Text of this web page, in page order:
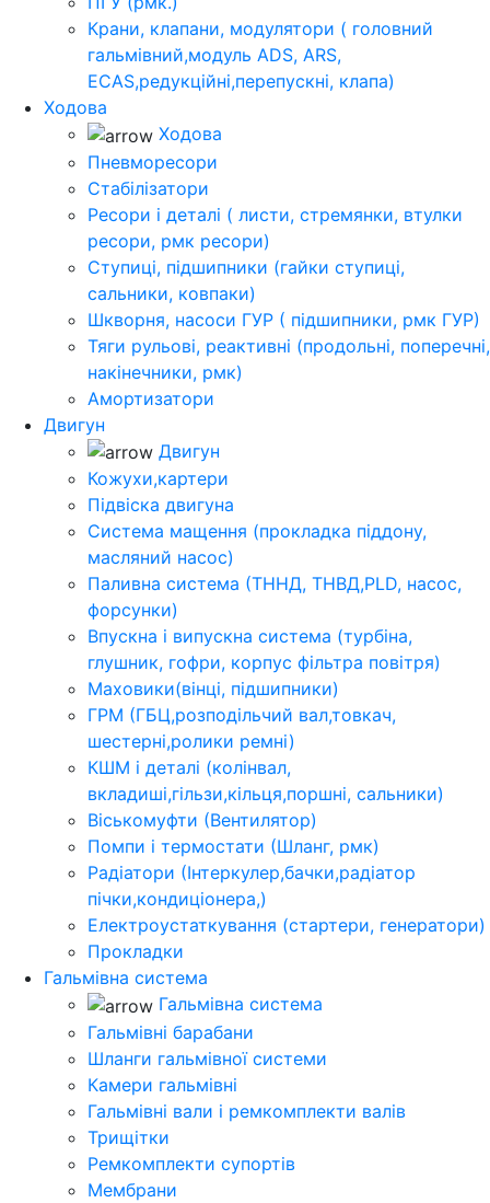
Крани, клапани, модулятори ( головний
гальмівний,модуль ADS, ARS,
ECAS,редукційні,перепускні, клапа)
Ходова
Ходова
Пневморесори
Стабілізатори
Ресори і деталі ( листи, стремянки, втулки
ресори, рмк ресори)
Ступиці, підшипники (гайки ступиці,
сальники, ковпаки)
Шкворня, насоси ГУР ( підшипники, рмк ГУР)
Тяги рульові, реактивні (продольні, поперечні,
накінечники, рмк)
Амортизатори
Двигун
Двигун
Кожухи,картери
Підвіска двигуна
Система мащення (прокладка піддону,
масляний насос)
Паливна система (ТННД, ТНВД,PLD, насос,
форсунки)
Впускна і випускна система (турбіна,
глушник, гофри, корпус фільтра повітря)
Маховики(вінці, підшипники)
ГРМ (ГБЦ,розподільчий вал,товкач,
шестерні,ролики ремні)
КШМ і деталі (колінвал,
вкладиші,гільзи,кільця,поршні, сальники)
Віськомуфти (Вентилятор)
Помпи і термостати (Шланг, рмк)
Радіатори (Інтеркулер,бачки,радіатор
пічки,кондиціонера,)
Електроустаткування (стартери, генератори)
Прокладки
Гальмівна система
Гальмівна система
Гальмівні барабани
Шланги гальмівної системи
Камери гальмівні
Гальмівні вали і ремкомплекти валів
Трищітки
Ремкомплекти супортів
Мембрани